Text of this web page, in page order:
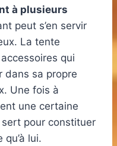
à plusieurs
peut s’en servir
La tente
qui
dans sa propre
Une fois à
une certaine
sert pour constituer
lui.